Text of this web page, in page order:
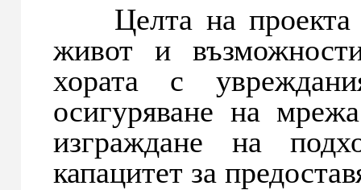
Целта на проекта e
живот и
хората с
осигуряване на
изграждане на
капацитет за